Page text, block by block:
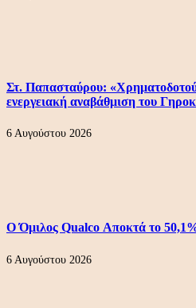
Στ. Παπασταύρου:
ενεργειακή αναβάθμιση του
6 Αυγούστου 2026
Ο Όμιλος Qualco Αποκτά το
6 Αυγούστου 2026